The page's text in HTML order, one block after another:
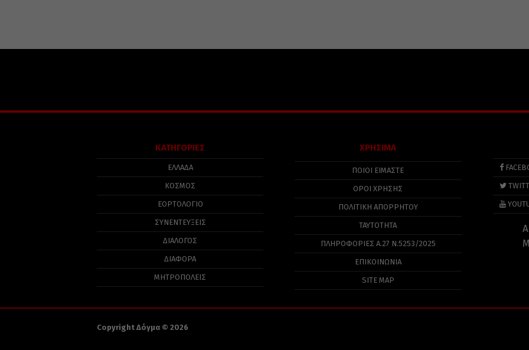
ΚΑΤΗΓΟΡΙΕΣ
ΕΛΛΑΔΑ
ΚΟΣΜΟΣ
ΕΟΡΤΟΛΟΓΙΟ
ΣΥΝΕΝΤΕΥΞΕΙΣ
ΔΙΑΛΟΓΟΣ
ΔΙΑΦΟΡΑ
ΜΗΤΡΟΠΟΛΕΙΣ
ΧΡΗΣΙΜΑ
ΠΟΙΟΙ ΕΙΜΑΣΤΕ
ΟΡΟΙ ΧΡΗΣΗΣ
ΠΟΛΙΤΙΚΉ ΑΠΟΡΡΉΤΟΥ
ΤΑΥΤΟΤΗΤΑ
ΠΛΗΡΟΦΟΡΊΕΣ Α.27 Ν.5253/2025
ΕΠΙΚΟΙΝΩΝΙΑ
SITE MAP
Copyright Δόγμα © 2026